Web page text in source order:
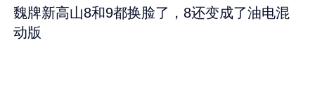
魏牌新高山8和9都换脸了，8还变成了油电混
动版